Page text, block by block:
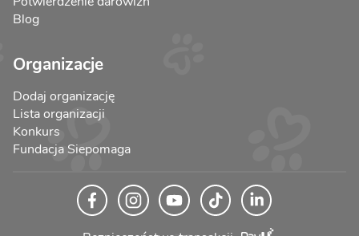
Blog
Organizacje
Dodaj organizację
Lista organizacji
Konkurs
Fundacja Siepomaga